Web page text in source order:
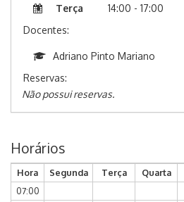
Terça
14:00 - 17:00
Docentes:
Adriano Pinto Mariano
Reservas:
Não possui reservas.
Horários
Hora Segunda Terça Quarta
07:00